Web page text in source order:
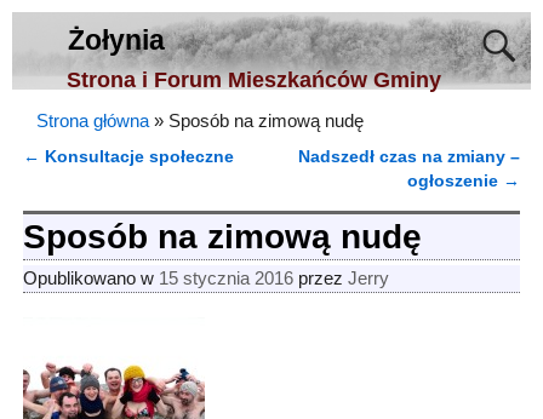
Żołynia
Strona i Forum Mieszkańców Gminy
Strona główna » Sposób na zimową nudę
← Konsultacje społeczne
Nadszedł czas na zmiany –
ogłoszenie →
Sposób na zimową nudę
Opublikowano w 15 stycznia 2016 przez Jerry